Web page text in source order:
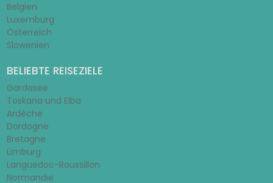
Belgien
Luxemburg
Österreich
Slowenien
BELIEBTE REISEZIELE
Gardasee
Toskana und Elba
Ardèche
Dordogne
Bretagne
Limburg
Languedoc-Roussillon
Normandie